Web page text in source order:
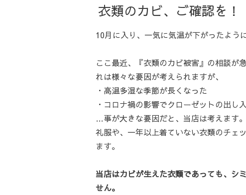
衣類のカビ、ご確認を！
10月に入り、一気に気温が下がったよう
ここ最近、『衣類のカビ被害』の相談が
れは様々な要因が考えられますが、
・高温多湿な季節が長くなった
・コロナ禍の影響でクローゼットの出し
…事が大きな要因だと、当店は考えます。
礼服や、一年以上着ていない衣類のチェ
ます。
当店はカビが生えた衣類であっても、シ
せん。